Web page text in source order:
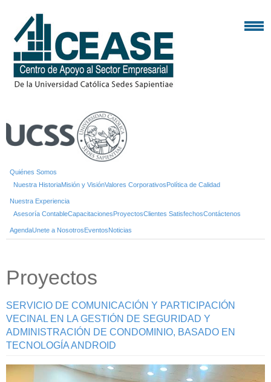
Quiénes Somos
Nuestra HistoriaMisión y VisiónValores CorporativosPolítica de Calidad
Nuestra Experiencia
Asesoría ContableCapacitacionesProyectosClientes SatisfechosContáctenos
AgendaUnete a NosotrosEventosNoticias
Proyectos
SERVICIO DE COMUNICACIÓN Y PARTICIPACIÓN
VECINAL EN LA GESTIÓN DE SEGURIDAD Y
ADMINISTRACIÓN DE CONDOMINIO, BASADO EN
TECNOLOGÍA ANDROID